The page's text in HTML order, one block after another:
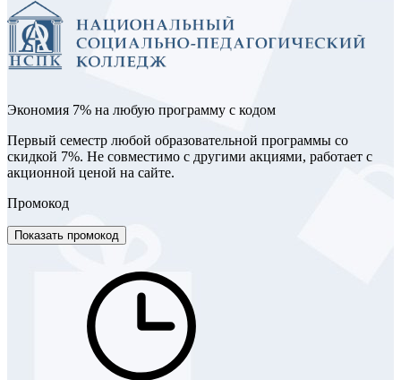
Экономия 7% на любую программу с кодом
Первый семестр любой образовательной программы со
скидкой 7%. Не совместимо с другими акциями, работает с
акционной ценой на сайте.
Промокод
Показать промокод